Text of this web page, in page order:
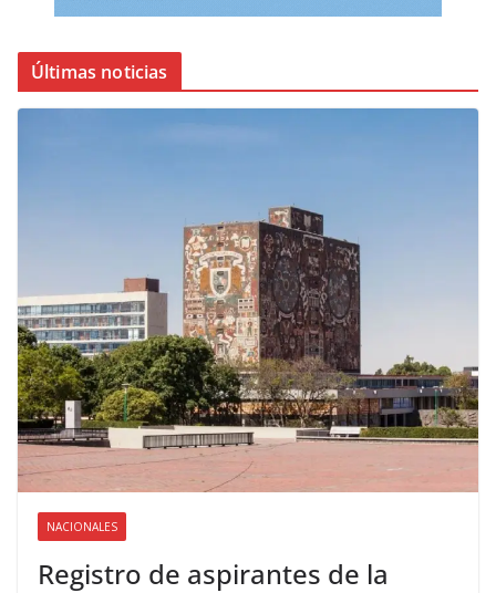
Últimas noticias
NACIONALES
Registro de aspirantes de la